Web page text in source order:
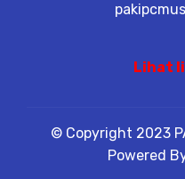
Lihat
© Copyright 2023
Powered